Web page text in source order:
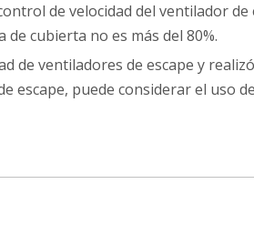
de velocidad del ventilador
cubierta no es más del 80%.
de ventiladores de escape y
escape, puede considerar el uso